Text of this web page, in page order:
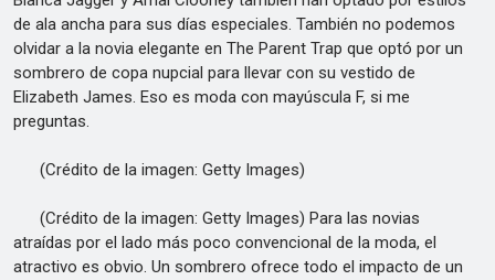
de ala ancha para sus días especiales. También no podemos
olvidar a la novia elegante en The Parent Trap que optó por un
sombrero de copa nupcial para llevar con su vestido de
Elizabeth James. Eso es moda con mayúscula F, si me
preguntas.
(Crédito de la imagen: Getty Images)
(Crédito de la imagen: Getty Images) Para las novias
atraídas por el lado más poco convencional de la moda, el
atractivo es obvio. Un sombrero ofrece todo el impacto de un